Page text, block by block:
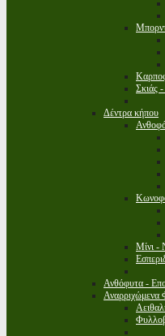
Σκιάς
Δέντρα κήπου
Μίνι -
Ανθόφυτα -
Αναρριχώμενα